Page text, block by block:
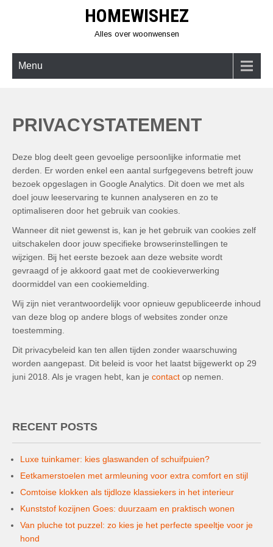
HOMEWISHEZ
Alles over woonwensen
Menu
PRIVACYSTATEMENT
Deze blog deelt geen gevoelige persoonlijke informatie met
derden. Er worden enkel een aantal surfgegevens betreft jouw
bezoek opgeslagen in Google Analytics. Dit doen we met als
doel jouw leeservaring te kunnen analyseren en zo te
optimaliseren door het gebruik van cookies.
Wanneer dit niet gewenst is, kan je het gebruik van cookies zelf
uitschakelen door jouw specifieke browserinstellingen te
wijzigen. Bij het eerste bezoek aan deze website wordt
gevraagd of je akkoord gaat met de cookieverwerking
doormiddel van een cookiemelding.
Wij zijn niet verantwoordelijk voor opnieuw gepubliceerde inhoud
van deze blog op andere blogs of websites zonder onze
toestemming.
Dit privacybeleid kan ten allen tijden zonder waarschuwing
worden aangepast. Dit beleid is voor het laatst bijgewerkt op 29
juni 2018. Als je vragen hebt, kan je contact op nemen.
RECENT POSTS
Luxe tuinkamer: kies glaswanden of schuifpuien?
Eetkamerstoelen met armleuning voor extra comfort en stijl
Comtoise klokken als tijdloze klassiekers in het interieur
Kunststof kozijnen Goes: duurzaam en praktisch wonen
Van pluche tot puzzel: zo kies je het perfecte speeltje voor je
hond